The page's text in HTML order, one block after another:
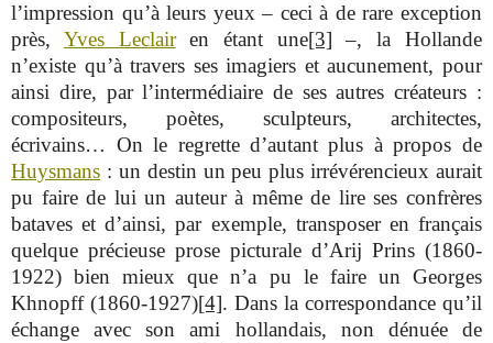
l’impression qu’à leurs yeux – ceci à de rare exception
près, Yves Leclairen étant une[3] –, la Hollande
n’existe qu’à travers ses imagiers et aucunement, pour
ainsi dire, par l’intermédiaire de ses autres créateurs :
compositeurs, poètes, sculpteurs, architectes,
écrivains… On le regrette d’autant plus à propos de
Huysmans : un destin un peu plus irrévérencieux aurait
pu faire de lui un auteur à même de lire ses confrères
bataves et d’ainsi, par exemple, transposer en français
quelque précieuse prose picturale d’Arij Prins (1860-
1922) bien mieux que n’a pu le faire un Georges
Khnopff (1860-1927)[4]. Dans la correspondance qu’il
échange avec son ami hollandais, non dénuée de